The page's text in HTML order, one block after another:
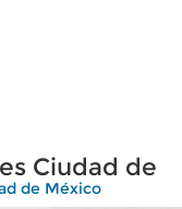
Ciudad de
de México